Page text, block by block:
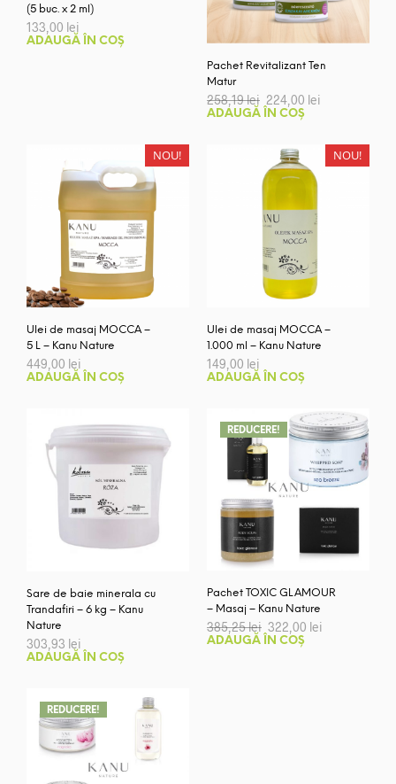
(5 buc. x 2 ml)
133,00 lei
ADAUGĂ ÎN COȘ
Pachet Revitalizant Ten
Matur
258,19lei Prețul
inițial
258,19 lei.
224,00 lei
ADAUGĂ ÎN COȘ
NOU!
Ulei de masaj MOCCA –
5 L – Kanu Nature
449,00 lei
ADAUGĂ ÎN COȘ
NOU!
Ulei de masaj MOCCA –
1.000 ml – Kanu Nature
149,00 lei
ADAUGĂ ÎN COȘ
Sare de baie minerala cu
Trandafiri – 6 kg – Kanu
Nature
303,93 lei
ADAUGĂ ÎN COȘ
REDUCERE!
Pachet TOXIC GLAMOUR
– Masaj – Kanu Nature
385,25lei Prețul
inițial
322,00 lei
ADAUGĂ ÎN COȘ
REDUCERE!